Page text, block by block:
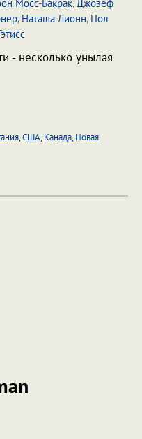
Мосс-Бакрак,Джозеф
, Наташа Лионн, Пол
- несколько унылая
,США,Канада,Новая